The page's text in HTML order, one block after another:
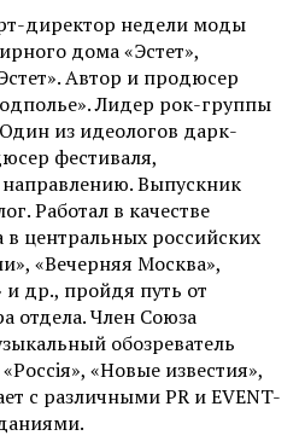
директор недели моды
дома «Эстет»,
Автор и продюсер
Лидер рок-группы
из идеологов дарк-
фестиваля,
Выпускник
Работал в качестве
центральных российских
«Вечерняя Москва»,
др., пройдя путь от
отдела. Член Союза
обозреватель
«Новые известия»,
с различными PR и EVENT-